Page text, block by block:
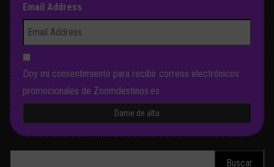
Email Address
Doy mi consentimiento para recibir correos electrónicos
promocionales de Zoomdestinos.es